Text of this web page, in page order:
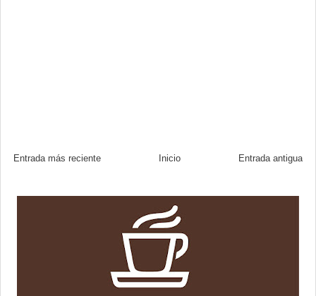
Entrada más reciente Entrada antigua
Inicio